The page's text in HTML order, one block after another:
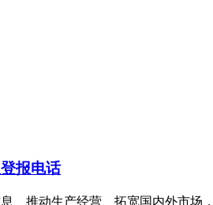
报电话
、推动生产经营、拓宽国内外市